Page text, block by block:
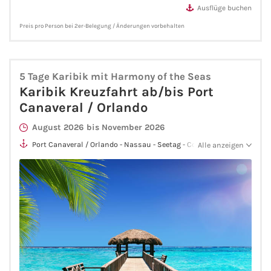
nicko cruises Flusskreuzfahrten
Plantours Flusskreuzfahrten
1AVista Flusskreuzfahrten
Phoenix Reisen Flusskreuzfahrten
Last Minute Flusskreuzfahrten
Fähren
Ausflüge buchen
Preis pro Person bei 2er-Belegung / Änderungen vorbehalten
5 Tage Karibik mit Harmony of the Seas
Karibik Kreuzfahrt ab/bis Port
Canaveral / Orlando
August 2026 bis November 2026
Port Canaveral / Orlando - Nassau - Seetag - CocoCay - Seetag -
Alle anzeigen